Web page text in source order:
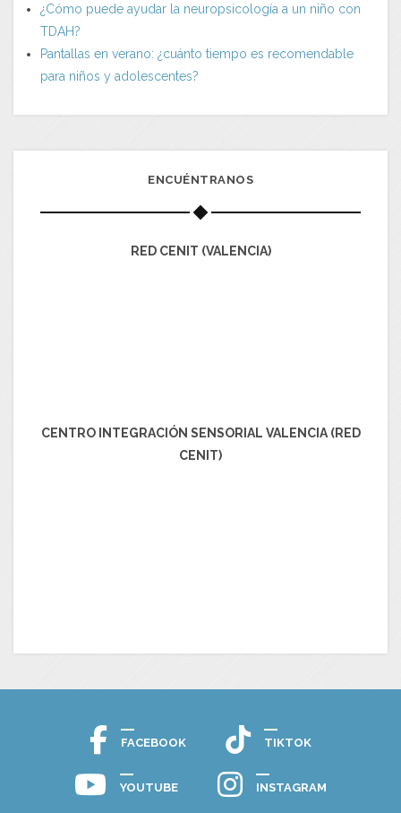
¿Cómo puede ayudar la neuropsicología a un niño con
TDAH?
Pantallas en verano: ¿cuánto tiempo es recomendable
para niños y adolescentes?
ENCUÉNTRANOS
RED CENIT (VALENCIA)
CENTRO INTEGRACIÓN SENSORIAL VALENCIA (RED
CENIT)
FACEBOOK TIKTOK
YOUTUBE INSTAGRAM